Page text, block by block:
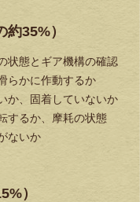
35%）
状態とギア機構の確認
らかに作動するか
か、固着していないか
するか、摩耗の状態
ないか
）